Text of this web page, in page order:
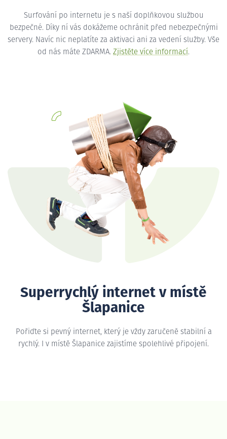
Surfování po internetu je s naší doplňkovou službou
bezpečné. Díky ní vás dokážeme ochránit před nebezpečnými
servery. Navíc nic neplatíte za aktivaci ani za vedení služby. Vše
od nás máte ZDARMA. Zjistěte více informací.
Superrychlý internet v místě
Šlapanice
Pořiďte si pevný internet, který je vždy zaručeně stabilní a
rychlý. I v místě Šlapanice zajistíme spolehlivé připojení.